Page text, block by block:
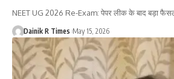
NEET UG 2026 Re-Exam: पेपर लीक के बाद बड़ा
Dainik R Times May 15, 2026